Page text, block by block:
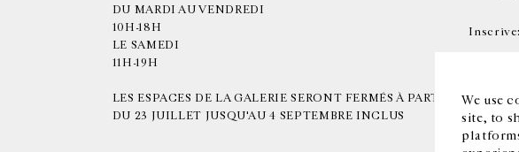
We use
site, to
DU MARDI AU VENDREDI
10H-18H
LE SAMEDI
11H-19H
LES ESPACES DE LA GALERIE SERONT FERMÉS À PARTIR
DU 23 JUILLET JUSQU'AU 4 SEPTEMBRE INCLUS